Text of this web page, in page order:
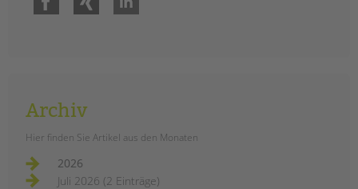
Impressum
Hinweisgebersystem
Intranet
Archiv
Hier finden Sie Artikel aus den Monaten
2026
Juli 2026 (2 Einträge)